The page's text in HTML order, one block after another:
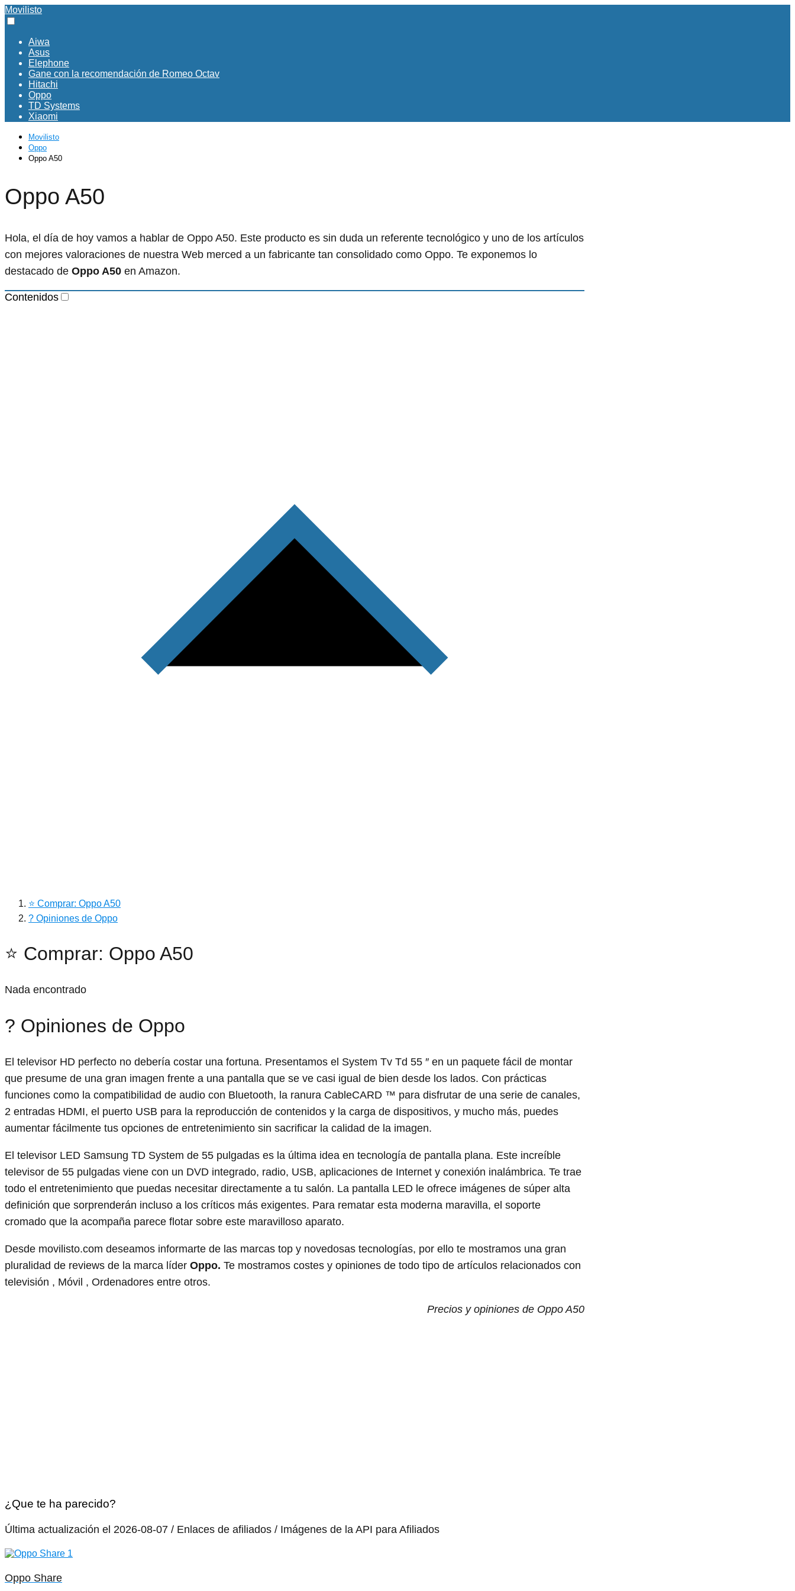
Movilisto
Aiwa
Asus
Elephone
Gane con la recomendación de Romeo Octav
Hitachi
Oppo
TD Systems
Xiaomi
Movilisto
Oppo
Oppo A50
Oppo A50
Hola, el día de hoy vamos a hablar de Oppo A50. Este producto es sin duda un referente tecnológico y uno de los artículos
con mejores valoraciones de nuestra Web merced a un fabricante tan consolidado como Oppo. Te exponemos lo
destacado de Oppo A50 en Amazon.
Contenidos
⭐ Comprar: Oppo A50
? Opiniones de Oppo
⭐ Comprar: Oppo A50
Nada encontrado
? Opiniones de Oppo
El televisor HD perfecto no debería costar una fortuna. Presentamos el System Tv Td 55 ″ en un paquete fácil de montar
que presume de una gran imagen frente a una pantalla que se ve casi igual de bien desde los lados. Con prácticas
funciones como la compatibilidad de audio con Bluetooth, la ranura CableCARD ™ para disfrutar de una serie de canales,
2 entradas HDMI, el puerto USB para la reproducción de contenidos y la carga de dispositivos, y mucho más, puedes
aumentar fácilmente tus opciones de entretenimiento sin sacrificar la calidad de la imagen.
El televisor LED Samsung TD System de 55 pulgadas es la última idea en tecnología de pantalla plana. Este increíble
televisor de 55 pulgadas viene con un DVD integrado, radio, USB, aplicaciones de Internet y conexión inalámbrica. Te trae
todo el entretenimiento que puedas necesitar directamente a tu salón. La pantalla LED le ofrece imágenes de súper alta
definición que sorprenderán incluso a los críticos más exigentes. Para rematar esta moderna maravilla, el soporte
cromado que la acompaña parece flotar sobre este maravilloso aparato.
Desde movilisto.com deseamos informarte de las marcas top y novedosas tecnologías, por ello te mostramos una gran
pluralidad de reviews de la marca líder Oppo. Te mostramos costes y opiniones de todo tipo de artículos relacionados con
televisión , Móvil , Ordenadores entre otros.
Precios y opiniones de Oppo A50
¿Que te ha parecido?
Última actualización el 2026-08-07 / Enlaces de afiliados / Imágenes de la API para Afiliados
Oppo Share